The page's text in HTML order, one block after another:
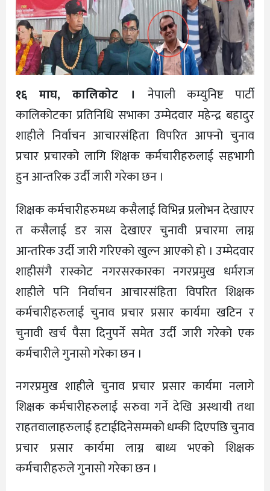
१६ माघ, कालिकोट । नेपाली कम्युनिष्ट पार्टी
कालिकोटका प्रतिनिधि सभाका उम्मेदवार महेन्द्र बहादुर
शाहीले निर्वाचन आचारसंहिता विपरित आफ्नो चुनाव
प्रचार प्रचारको लागि शिक्षक कर्मचारीहरुलाई सहभागी
हुन आन्तरिक उर्दी जारी गरेका छन ।
शिक्षक कर्मचारीहरुमध्य कसैलाई विभिन्न प्रलोभन देखाएर
त कसैलाई डर त्रास देखाएर चुनावी प्रचारमा लाग्न
आन्तरिक उर्दी जारी गरिएको खुल्न आएको हो । उम्मेदवार
शाहीसंगै रास्कोट नगरसरकारका नगरप्रमुख धर्मराज
शाहीले पनि निर्वाचन आचारसंहिता विपरित शिक्षक
कर्मचारीहरुलाई चुनाव प्रचार प्रसार कार्यमा खटिन र
चुनावी खर्च पैसा दिनुपर्ने समेत उर्दी जारी गरेको एक
कर्मचारीले गुनासो गरेका छन ।
नगरप्रमुख शाहीले चुनाव प्रचार प्रसार कार्यमा नलागे
शिक्षक कर्मचारीहरुलाई सरुवा गर्ने देखि अस्थायी तथा
राहतवालाहरुलाई हटाईदिनेसम्मको धम्की दिएपछि चुनाव
प्रचार प्रसार कार्यमा लाग्न बाध्य भएको शिक्षक
कर्मचारीहरुले गुनासो गरेका छन ।